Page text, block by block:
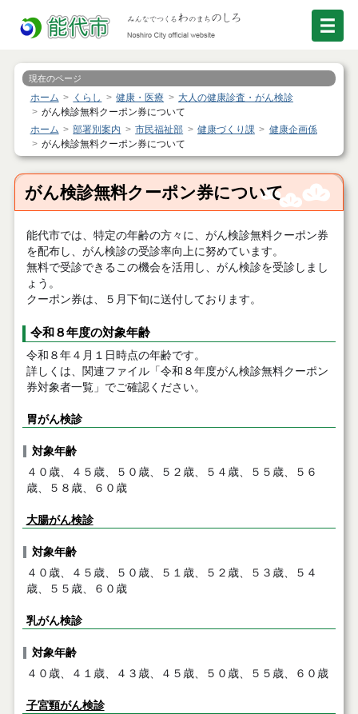
現在のページ
ホーム くらし 健康・医療
大人の健康診査・がん検診
がん検診無料クーポン券について
ホーム
部署別案内 市民福祉部 健康づくり課
健康企画係
がん検診無料クーポン券について
がん検診無料クーポン券について
能代市では、特定の年齢の方々に、がん検診無料クーポン券
を配布し、がん検診の受診率向上に努めています。
無料で受診できるこの機会を活用し、がん検診を受診しまし
ょう。
クーポン券は、５月下旬に送付しております。
令和８年度の対象年齢
令和８年４月１日時点の年齢です。
詳しくは、関連ファイル「令和８年度がん検診無料クーポン
券対象者一覧」でご確認ください。
胃がん検診
対象年齢
４０歳、４５歳、５０歳、５２歳、５４歳、５５歳、５６
歳、５８歳、６０歳
大腸がん検診
対象年齢
４０歳、４５歳、５０歳、５１歳、５２歳、５３歳、５４
歳、５５歳、６０歳
乳がん検診
対象年齢
４０歳、４１歳、４３歳、４５歳、５０歳、５５歳、６０歳
子宮頸がん検診